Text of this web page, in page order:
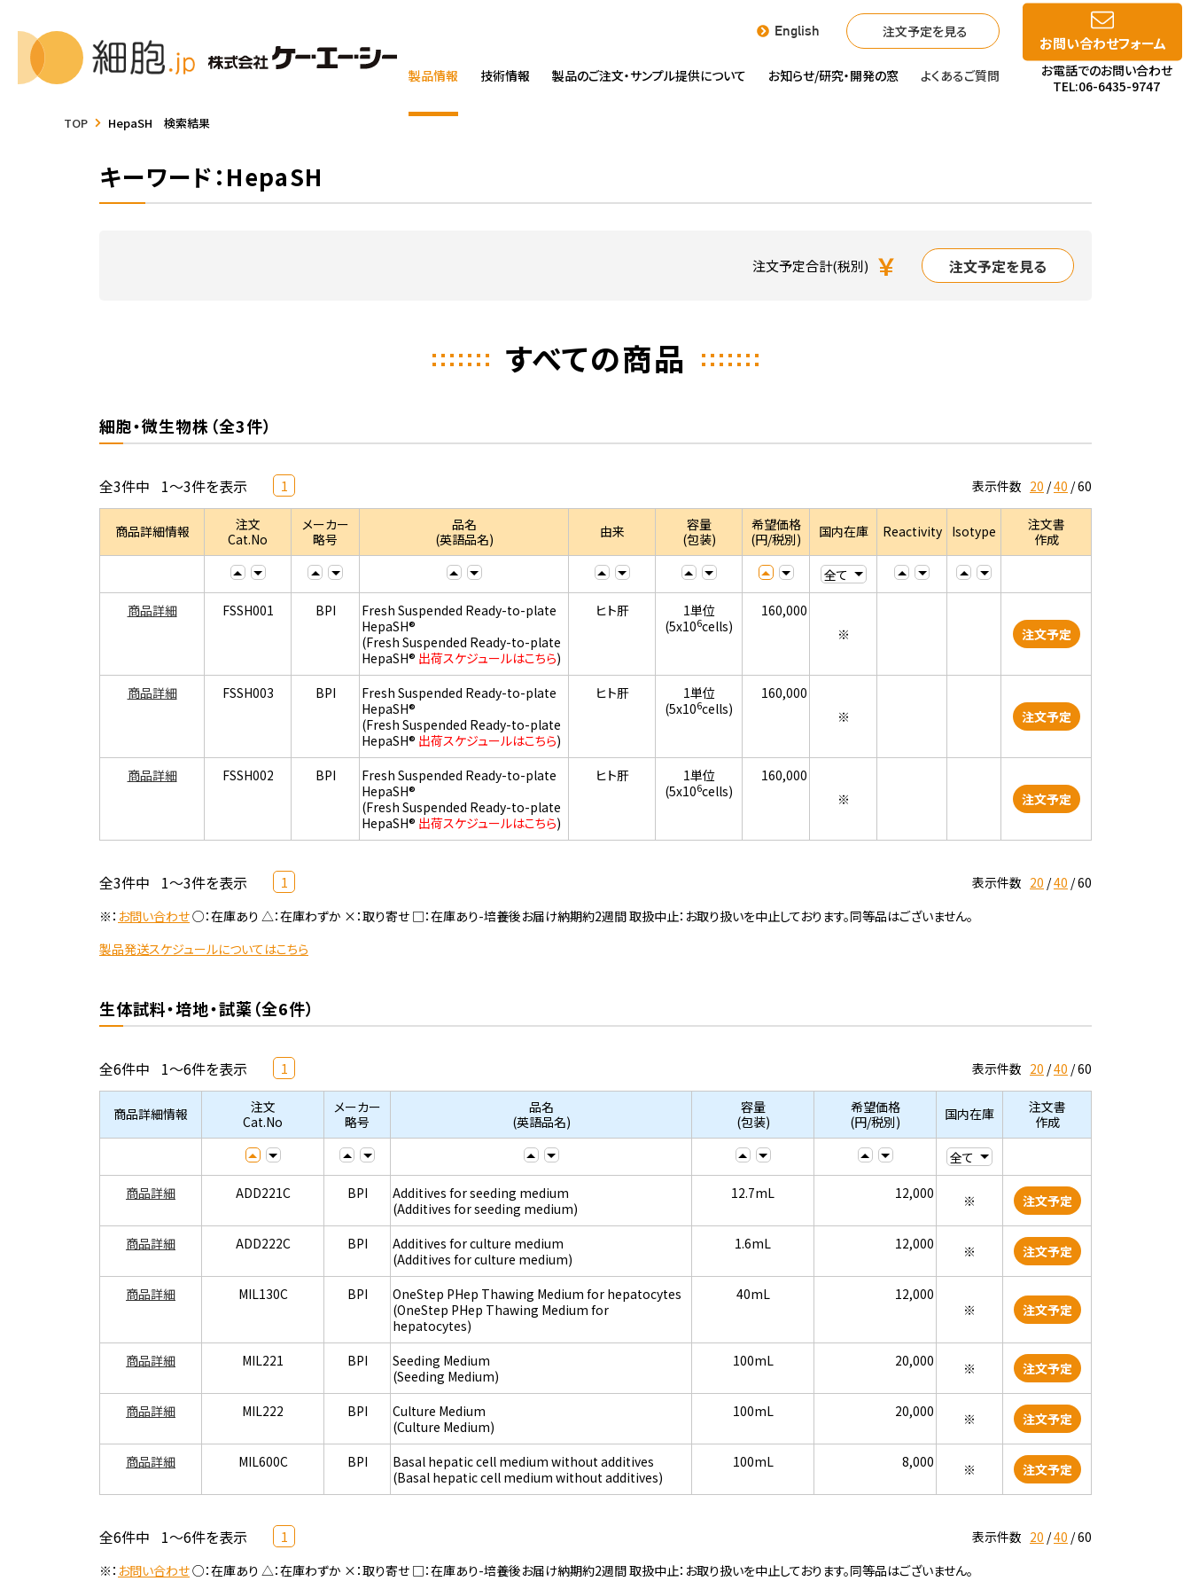
English 注文予定を見る
製品情報 技術情報 製品のご注文・サンプル提供について お知らせ/研究・開発の窓 よくあるご質問
お問い合わせフォーム
お電話でのお問い合わせ
TEL:06-6435-9747
TOP HepaSH 検索結果
キーワード：HepaSH
注文予定合計(税別) ￥ 注文予定を見る
すべての商品
細胞・微生物株（全3件）
全3件中 1～3件を表示 1 表示件数 20 40 60
商品詳細情報
注文
Cat.No
メーカー
略号
品名
(英語品名)
由来
容量
(包装)
希望価格
(円/税別)
国内在庫 Reactivity Isotype
注文書
作成
商品詳細 FSSH001 BPI
Fresh Suspended Ready-to-plate
HepaSH®
(Fresh Suspended Ready-to-plate
HepaSH® 出荷スケジュールはこちら)
ヒト肝
1単位
(5x106cells)
160,000
※
注文予定
商品詳細 FSSH003 BPI
Fresh Suspended Ready-to-plate
HepaSH®
(Fresh Suspended Ready-to-plate
HepaSH® 出荷スケジュールはこちら)
ヒト肝
1単位
(5x106cells)
160,000
※
注文予定
商品詳細 FSSH002 BPI
Fresh Suspended Ready-to-plate
HepaSH®
(Fresh Suspended Ready-to-plate
HepaSH® 出荷スケジュールはこちら)
ヒト肝
1単位
(5x106cells)
160,000
※
注文予定
全3件中 1～3件を表示 1 表示件数 20 40 60
※： お問い合わせ○：在庫あり △：在庫わずか ×：取り寄せ □：在庫あり-培養後お届け納期約2週間 取扱中止：お取り扱いを中止しております。同等品はございません。
製品発送スケジュールについてはこちら
生体試料・培地・試薬（全6件）
全6件中 1～6件を表示 1 表示件数 20 40 60
商品詳細情報
注文
Cat.No
メーカー
略号
品名
(英語品名)
容量
(包装)
希望価格
(円/税別)
国内在庫
注文書
作成
商品詳細 ADD221C BPI
Additives for seeding medium
(Additives for seeding medium)
12.7mL 12,000 ※ 注文予定
商品詳細 ADD222C BPI
Additives for culture medium
(Additives for culture medium)
1.6mL 12,000 ※ 注文予定
商品詳細 MIL130C BPI
OneStep PHep Thawing Medium for hepatocytes
(OneStep PHep Thawing Medium for
hepatocytes)
40mL
12,000
※
注文予定
商品詳細 MIL221 BPI
Seeding Medium
(Seeding Medium)
100mL 20,000 ※ 注文予定
商品詳細 MIL222 BPI
Culture Medium
(Culture Medium)
100mL 20,000 ※ 注文予定
商品詳細 MIL600C BPI
Basal hepatic cell medium without additives
(Basal hepatic cell medium without additives)
100mL 8,000 ※ 注文予定
全6件中 1～6件を表示 1 表示件数 20 40 60
※： お問い合わせ○：在庫あり △：在庫わずか ×：取り寄せ □：在庫あり-培養後お届け納期約2週間 取扱中止：お取り扱いを中止しております。同等品はございません。